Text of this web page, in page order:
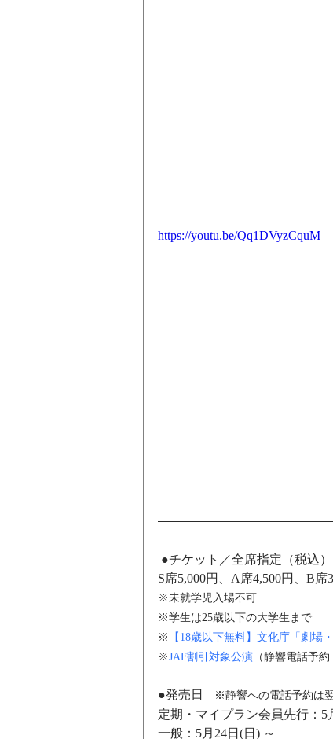
https://youtu.be/Qq1DVyzCquM
​ ●チケット／全席指定（税込）
S席5,000円、A席4,500円、B
※未就学児入場不可
※学生は25歳以下の大学生まで
※
【18歳以下無料】文化庁「劇場
※JAF割引対象公演 （静響電話予
●発売日 ※静響への電話予約は
定期・マイプラン会員先行：5
一般：5月24日(日) ～